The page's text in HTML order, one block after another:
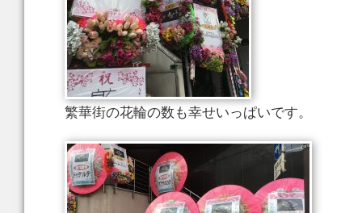
繁華街の花輪の数も幸せいっぱいです。